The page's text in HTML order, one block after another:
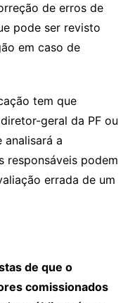
de erros de
pode ser revisto
em caso de
tem que
geral da PF ou
analisará a
responsáveis podem
errada de um
de que o
comissionados